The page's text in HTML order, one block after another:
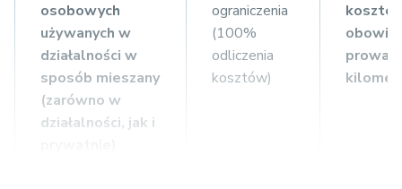
osobowych
używanych w
działalności w
sposób mieszany
(zarówno w
działalności, jak i
ograniczenia
(100%
odliczenia
kosztów)